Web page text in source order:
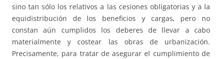
sino tan sólo los relativos a las cesiones obligatorias y a la
equidistribución de los beneficios y cargas, pero no
constan aún cumplidos los deberes de llevar a cabo
materialmente y costear las obras de urbanización.
Precisamente, para tratar de asegurar el cumplimiento de